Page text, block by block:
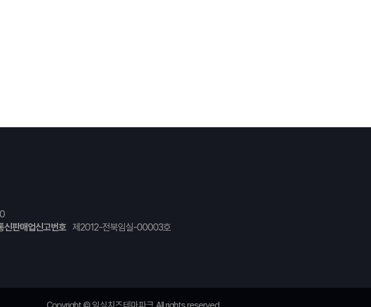
신판매업신고번호 제2012-전북임실-00003호